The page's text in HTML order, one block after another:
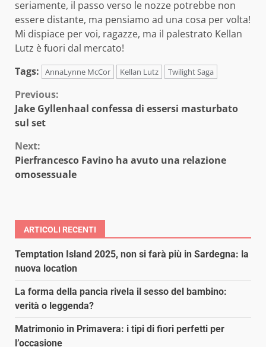
seriamente, il passo verso le nozze potrebbe non
essere distante, ma pensiamo ad una cosa per volta!
Mi dispiace per voi, ragazze, ma il palestrato Kellan
Lutz è fuori dal mercato!
Tags:
AnnaLynne McCor Kellan Lutz Twilight Saga
Continue
Reading
Previous:
Jake Gyllenhaal confessa di essersi masturbato
sul set
Next:
Pierfrancesco Favino ha avuto una relazione
omosessuale
ARTICOLI RECENTI
Temptation Island 2025, non si farà più in Sardegna: la
nuova location
La forma della pancia rivela il sesso del bambino:
verità o leggenda?
Matrimonio in Primavera: i tipi di fiori perfetti per
l’occasione